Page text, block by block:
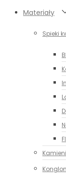
Materiały
Spieki